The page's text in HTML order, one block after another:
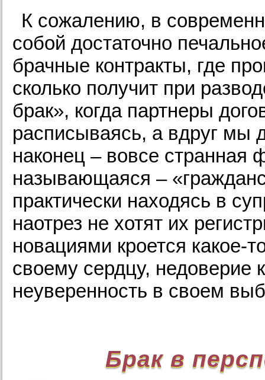
К сожалению, в
собой достаточно
брачные контракты, где
сколько получит при
брак», когда партнеры
расписываясь, а вдруг мы
наконец – вовсе странная
называющаяся –
практически находясь в
наотрез не хотят их
новациями кроется какое-
своему сердцу, недоверие
неуверенность в своем
Брак в